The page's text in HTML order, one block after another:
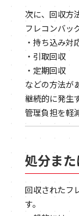
次に、回収方
フレコンバッ
・持ち込み対
・引取回収
・定期回収
などの方法が
継続的に発生
管理負担を軽
処分ま
回収されたフ
す。